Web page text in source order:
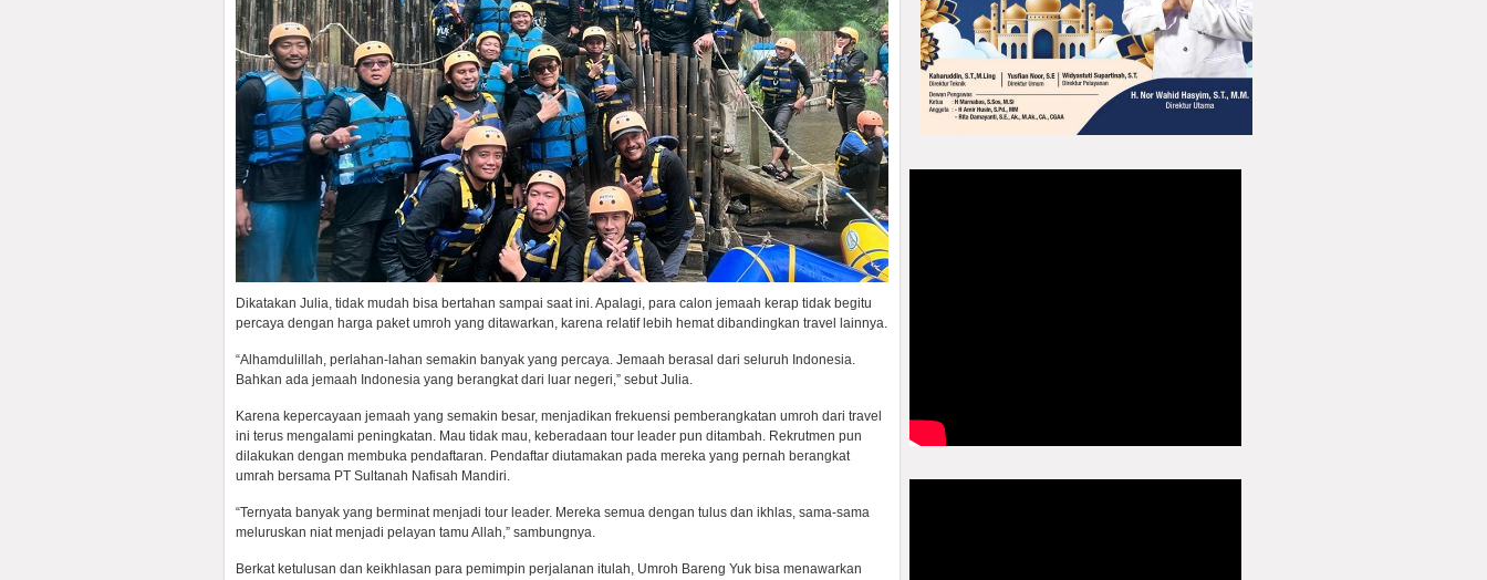
Dikatakan Julia, tidak mudah bisa bertahan sampai saat ini. Apalagi, para calon jemaah kerap tidak begitu
percaya dengan harga paket umroh yang ditawarkan, karena relatif lebih hemat dibandingkan travel lainnya.
“Alhamdulillah, perlahan-lahan semakin banyak yang percaya. Jemaah berasal dari seluruh Indonesia.
Bahkan ada jemaah Indonesia yang berangkat dari luar negeri,” sebut Julia.
Karena kepercayaan jemaah yang semakin besar, menjadikan frekuensi pemberangkatan umroh dari travel
ini terus mengalami peningkatan. Mau tidak mau, keberadaan tour leader pun ditambah. Rekrutmen pun
dilakukan dengan membuka pendaftaran. Pendaftar diutamakan pada mereka yang pernah berangkat
umrah bersama PT Sultanah Nafisah Mandiri.
“Ternyata banyak yang berminat menjadi tour leader. Mereka semua dengan tulus dan ikhlas, sama-sama
meluruskan niat menjadi pelayan tamu Allah,” sambungnya.
Berkat ketulusan dan keikhlasan para pemimpin perjalanan itulah, Umroh Bareng Yuk bisa menawarkan